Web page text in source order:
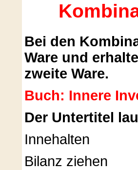
Bei den
Ware und
zweite Ware.
Buch: Innere
Der Untertitel
Innehalten
Bilanz ziehen